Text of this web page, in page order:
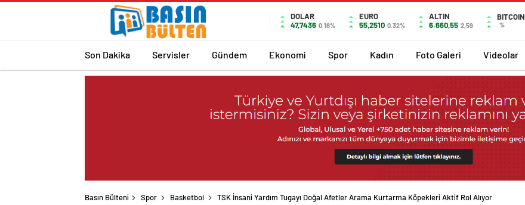
DOLAR
47,7436 0.18%
EURO
55,2510 0.32%
ALTIN
6.660,55 2,59
BITCOIN
%
Son Dakika Servisler Gündem Ekonomi Spor Kadın Foto Galeri Videolar
Basın Bülteni Spor Basketbol TSK İnsani Yardım Tugayı Doğal Afetler Arama Kurtarma Köpekleri Aktif Rol Alıyor